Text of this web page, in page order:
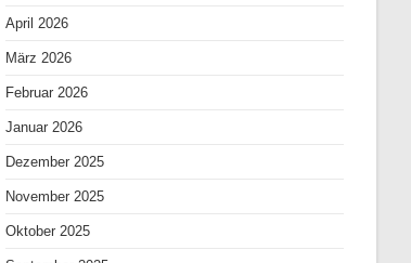
April 2026
März 2026
Februar 2026
Januar 2026
Dezember 2025
November 2025
Oktober 2025